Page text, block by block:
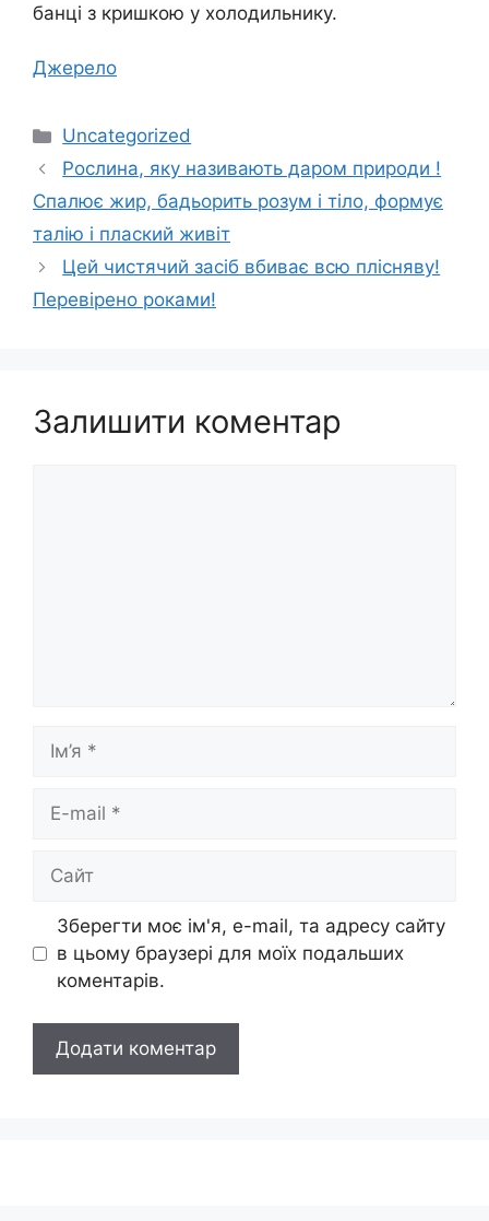
банці з кришкою у холодильнику.
Джерело
Категорії
Uncategorized
Рослина, яку називають даром природи !
Спалює жир, бадьорить розум і тіло, формує
талію і плаский живіт
Цей чистячий засіб вбиває всю плісняву!
Перевірено роками!
Залишити коментар
Ім’я
Сайт
Зберегти моє ім'я, e-mail, та адресу сайту
в цьому браузері для моїх подальших
коментарів.